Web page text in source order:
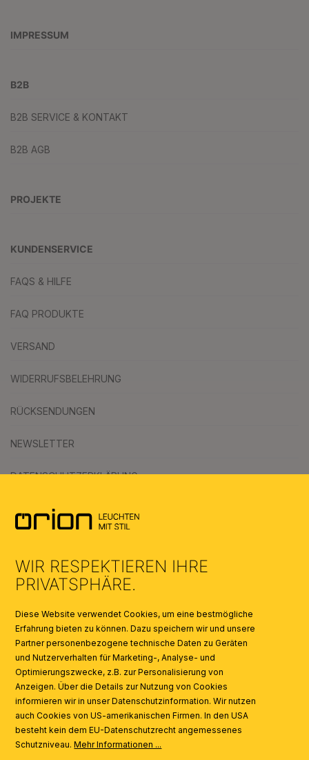
IMPRESSUM
B2B
B2B SERVICE & KONTAKT
B2B AGB
PROJEKTE
KUNDENSERVICE
FAQS & HILFE
FAQ PRODUKTE
VERSAND
WIDERRUFSBELEHRUNG
RÜCKSENDUNGEN
NEWSLETTER
DATENSCHUTZERKLÄRUNG
KATALOGE
AI
WIR RESPEKTIEREN IHRE
PRIVATSPHÄRE.
Diese Website verwendet Cookies, um eine bestmögliche
Erfahrung bieten zu können. Dazu speichern wir und unsere
Partner personenbezogene technische Daten zu Geräten
und Nutzerverhalten für Marketing-, Analyse- und
Optimierungszwecke, z.B. zur Personalisierung von
Anzeigen. Über die Details zur Nutzung von Cookies
informieren wir in unser Datenschutzinformation. Wir nutzen
auch Cookies von US-amerikanischen Firmen. In den USA
besteht kein dem EU-Datenschutzrecht angemessenes
Schutzniveau.Mehr Informationen ...